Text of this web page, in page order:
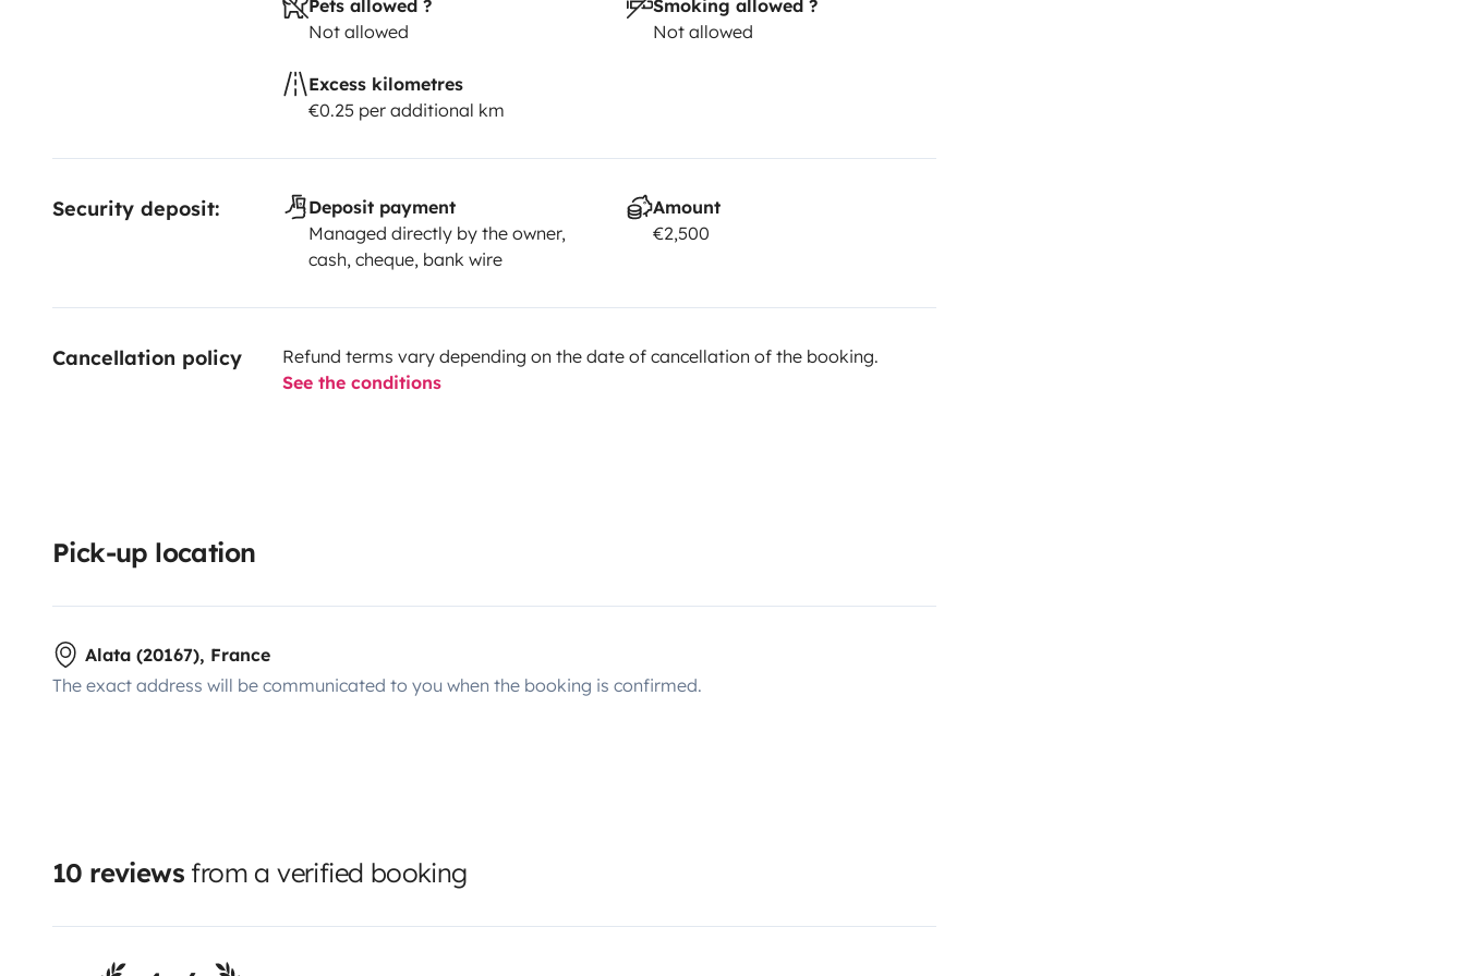
Pets allowed ?
Not allowed
Smoking allowed ?
Not allowed
Excess kilometres
€0.25 per additional km
Security deposit:
Deposit payment
Managed directly by the owner,
cash, cheque, bank wire
Amount
€2,500
Cancellation policy
Refund terms vary depending on the date of cancellation of the booking.
See the conditions
Pick-up location
Alata (20167), France
The exact address will be communicated to you when the booking is confirmed.
10 reviews from a verified booking